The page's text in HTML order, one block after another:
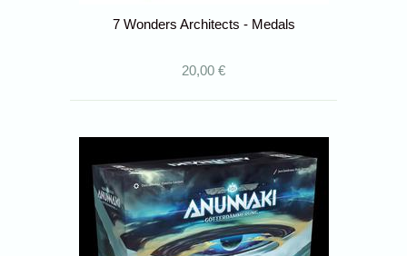
7 Wonders Architects - Medals
20,00 €